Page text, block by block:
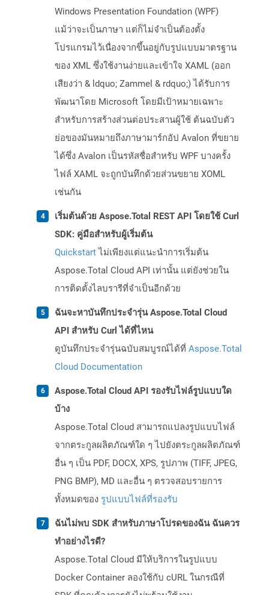
Windows Presentation Foundation (WPF)
แม้ว่าจะเป็นภาษา แต่ก็ไม่จำเป็นต้องตั้ง
โปรแกรมไว้เนื่องจากขึ้นอยู่กับรูปแบบมาตรฐาน
ของ XML ซึ่งใช้งานง่ายและเข้าใจ XAML (ออก
เสียงว่า & ldquo; Zammel & rdquo;) ได้รับการ
พัฒนาโดย Microsoft โดยมีเป้าหมายเฉพาะ
สำหรับการสร้างส่วนต่อประสานผู้ใช้ ต้นฉบับตัว
ย่อของมันหมายถึงภาษามาร์กอัป Avalon ที่ขยาย
ได้ซึ่ง Avalon เป็นรหัสชื่อสำหรับ WPF บางครั้ง
ไฟล์ XAML จะถูกบันทึกด้วยส่วนขยาย XOML
เช่นกัน
เริ่มต้นด้วย Aspose.Total REST API โดยใช้ Curl
SDK: คู่มือสำหรับผู้เริ่มต้น
Quickstartไม่เพียงแต่แนะนำการเริ่มต้น
Aspose.Total Cloud API เท่านั้น แต่ยังช่วยใน
การติดตั้งไลบรารีที่จำเป็นอีกด้วย
ฉันจะหาบันทึกประจำรุ่น Aspose.Total Cloud
API สำหรับ Curl ได้ที่ไหน
ดูบันทึกประจำรุ่นฉบับสมบูรณ์ได้ที่ Aspose.Total
Cloud Documentation
Aspose.Total Cloud API รองรับไฟล์รูปแบบใด
บ้าง
Aspose.Total Cloud สามารถแปลงรูปแบบไฟล์
จากตระกูลผลิตภัณฑ์ใด ๆ ไปยังตระกูลผลิตภัณฑ์
อื่น ๆ เป็น PDF, DOCX, XPS, รูปภาพ (TIFF, JPEG,
PNG BMP), MD และอื่น ๆ ตรวจสอบรายการ
ทั้งหมดของ รูปแบบไฟล์ที่รองรับ
ฉันไม่พบ SDK สำหรับภาษาโปรดของฉัน ฉันควร
ทำอย่างไรดี?
Aspose.Total Cloud มีให้บริการในรูปแบบ
Docker Container ลองใช้กับ cURL ในกรณีที่